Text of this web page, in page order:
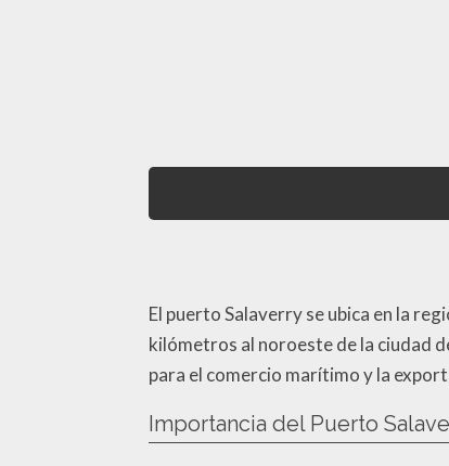
El puerto Salaverry se ubica en la
kilómetros al noroeste de la ciudad
para el comercio marítimo y la
Importancia del Puerto